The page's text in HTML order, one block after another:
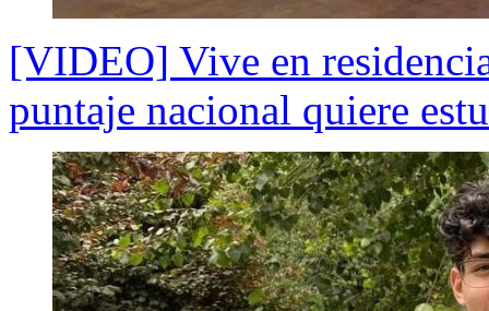
[VIDEO] Vive en
puntaje nacional quiere